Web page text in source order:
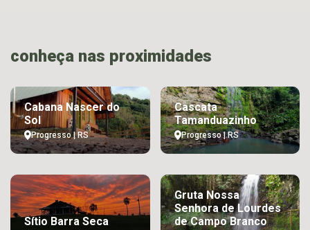
conheça nas proximidades
Cabana Nascer do
Sol
Progresso | RS
Cascata
Tamanduazinho
Progresso | RS
Sítio Barra Seca
Gruta Nossa
Senhora de Lourdes
de Campo Branco